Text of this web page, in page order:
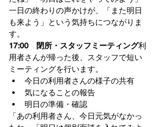
一日の終わりの声かけが、「また明日
も来よう」という気持ちにつながりま
す。
17:00　閉所・スタッフミーティング利
用者さんが帰った後、スタッフで短い
ミーティングを行います。
今日の利用者さんの様子の共有
気になることの報告
明日の準備・確認
「あの利用者さん、今日元気がなかっ